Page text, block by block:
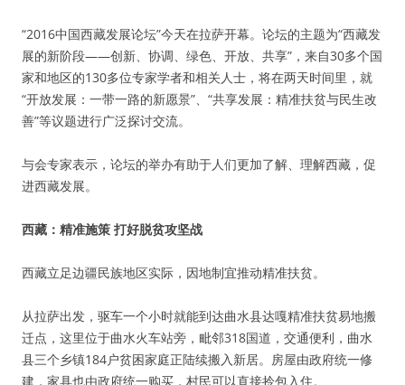
“2016中国西藏发展论坛”今天在拉萨开幕。论坛的主题为“西藏发
展的新阶段——创新、协调、绿色、开放、共享”，来自30多个国
家和地区的130多位专家学者和相关人士，将在两天时间里，就
“开放发展：一带一路的新愿景”、“共享发展：精准扶贫与民生改
善”等议题进行广泛探讨交流。
与会专家表示，论坛的举办有助于人们更加了解、理解西藏，促
进西藏发展。
西藏：精准施策 打好脱贫攻坚战
西藏立足边疆民族地区实际，因地制宜推动精准扶贫。
从拉萨出发，驱车一个小时就能到达曲水县达嘎精准扶贫易地搬
迁点，这里位于曲水火车站旁，毗邻318国道，交通便利，曲水
县三个乡镇184户贫困家庭正陆续搬入新居。房屋由政府统一修
建，家具也由政府统一购买，村民可以直接拎包入住。